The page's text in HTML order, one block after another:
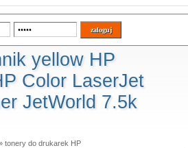
yellow HP
Color LaserJet
JetWorld 7.5k
tonery do drukarek HP